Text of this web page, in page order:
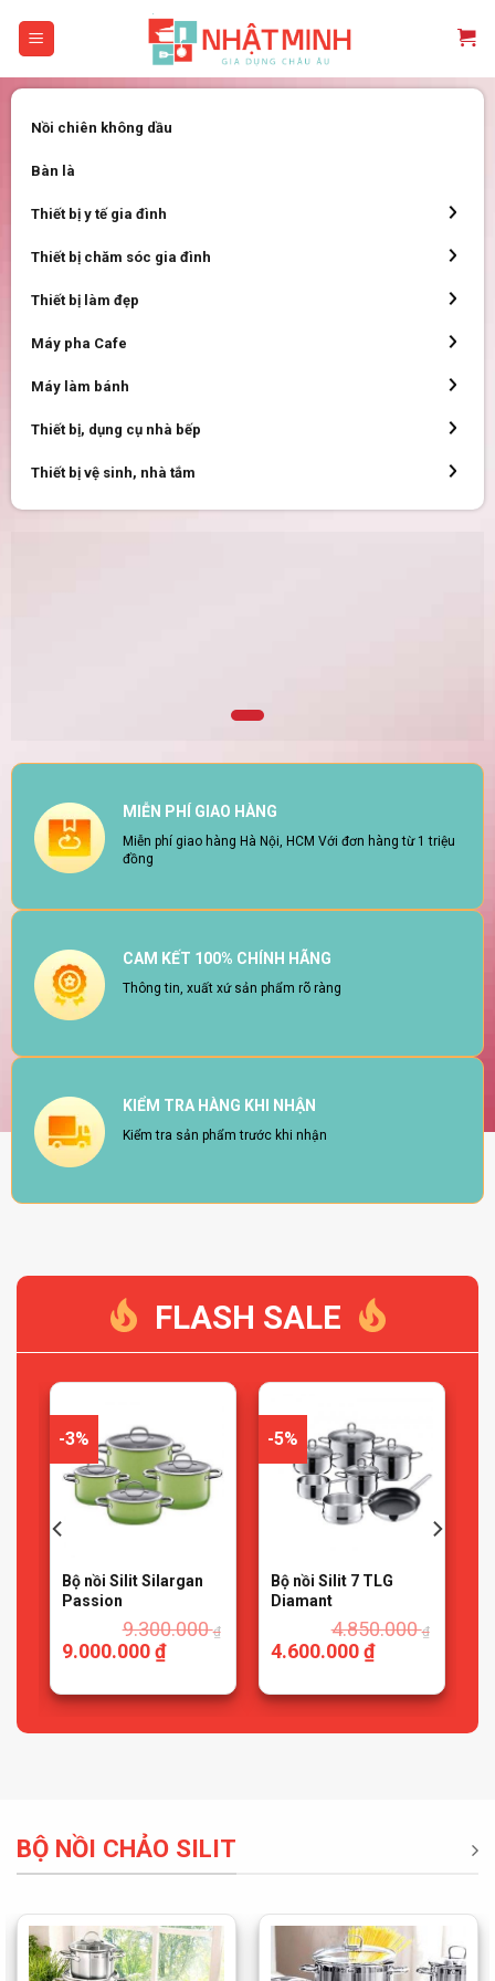
Nồi chiên không dầu
Bàn là
Thiết bị y tế gia đình
Thiết bị chăm sóc gia đình
Thiết bị làm đẹp
Máy pha Cafe
Máy làm bánh
Thiết bị, dụng cụ nhà bếp
Thiết bị vệ sinh, nhà tắm
MIỄN PHÍ GIAO HÀNG
Miễn phí giao hàng Hà Nội, HCM Với đơn hàng từ 1 triệu
đồng
CAM KẾT 100% CHÍNH HÃNG
Thông tin, xuất xứ sản phẩm rõ ràng
KIỂM TRA HÀNG KHI NHẬN
Kiểm tra sản phẩm trước khi nhận
FLASH SALE
-3%
Bộ nồi Silit Silargan
Passion
9.300.000₫
9.000.000₫
-5%
Bộ nồi Silit 7 TLG
Diamant
4.850.000₫
4.600.000₫
BỘ NỒI CHẢO SILIT